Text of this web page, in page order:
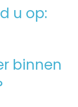
u op:
binnen